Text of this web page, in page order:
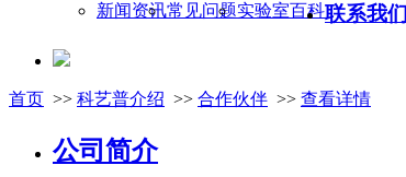
新闻资讯常见问题实验室百科联系我们
首页 >> 科艺普介绍 >> 合作伙伴 >> 查看详情
公司简介